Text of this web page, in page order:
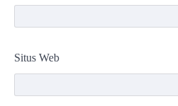
Situs Web